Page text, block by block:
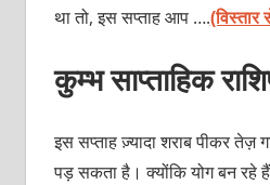
था तो, इस सप्ताह आप ….(विस्तार
कुम्भ साप्ताहिक
इस सप्ताह ज़्यादा शराब पीकर तेज़
पड़ सकता है। क्योंकि योग बन रहे